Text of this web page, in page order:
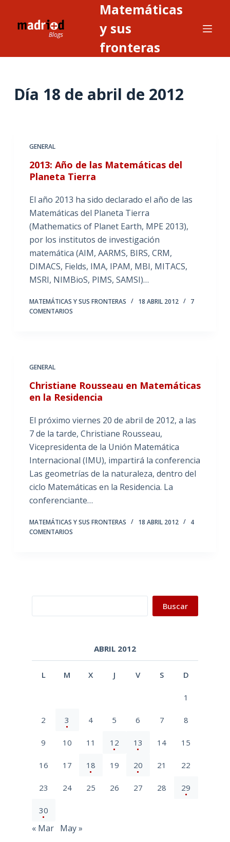
Matemáticas
y sus
fronteras
Día 18 de abril de 2012
GENERAL
2013: Año de las Matemáticas del
Planeta Tierra
El año 2013 ha sido declarado el año de las
Matemáticas del Planeta Tierra
(Mathematics of Planet Earth, MPE 2013),
por los institutos de investigación
matemática (AIM, AARMS, BIRS, CRM,
DIMACS, Fields, IMA, IPAM, MBI, MITACS,
MSRI, NIMBioS, PIMS, SAMSI)…
MATEMÁTICAS Y SUS FRONTERAS 18 ABRIL 2012
7
COMENTARIOS
GENERAL
Christiane Rousseau en Matemáticas
en la Residencia
El próximo viernes 20 de abril de 2012, a las
7 de la tarde, Christiane Rousseau,
Vicepresidenta de la Unión Matemática
Internacional (IMU), impartirá la conferencia
Las geometrías de la naturaleza, dentro del
ciclo Matemáticas en la Residencia. La
conferenciante…
MATEMÁTICAS Y SUS FRONTERAS 18 ABRIL 2012
4
COMENTARIOS
Buscar
ABRIL 2012
L M X J V S D
1
2 3 4 5 6 7 8
9 10 11 12 13 14 15
16 17 18 19 20 21 22
23 24 25 26 27 28 29
30
« Mar May »